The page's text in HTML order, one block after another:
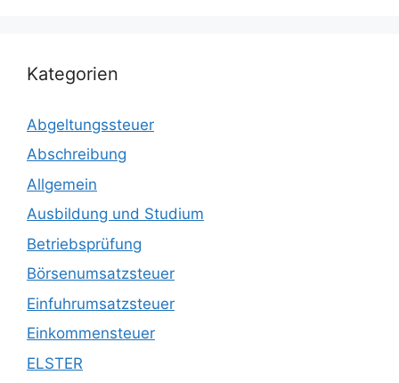
Kategorien
Abgeltungssteuer
Abschreibung
Allgemein
Ausbildung und Studium
Betriebsprüfung
Börsenumsatzsteuer
Einfuhrumsatzsteuer
Einkommensteuer
ELSTER